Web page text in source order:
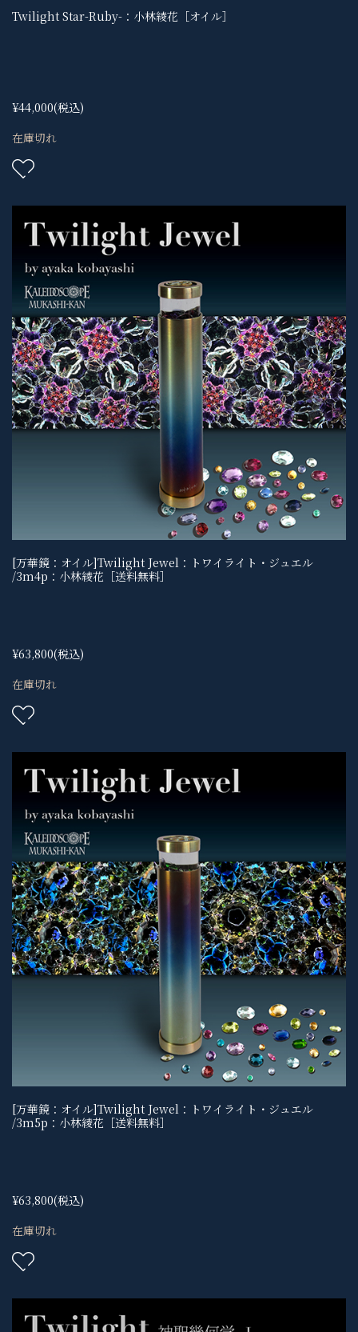
Twilight Star-Ruby-：小林綾花［オイル］
¥44,000(税込)
在庫切れ
[万華鏡：オイル]Twilight Jewel：トワイライト・ジュエル
/3m4p：小林綾花［送料無料］
¥63,800(税込)
在庫切れ
[万華鏡：オイル]Twilight Jewel：トワイライト・ジュエル
/3m5p：小林綾花［送料無料］
¥63,800(税込)
在庫切れ